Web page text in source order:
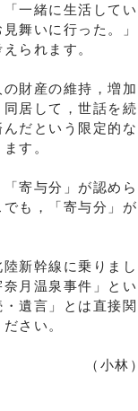
一緒に生活してい
舞いに行った。」
られます。
財産の維持，増加
居して，世話を続
だという限定的な
す。
寄与分」が認めら
も，「寄与分」が
新幹線に乗りまし
月温泉事件」とい
遺言」とは直接関
さい。
（小林）